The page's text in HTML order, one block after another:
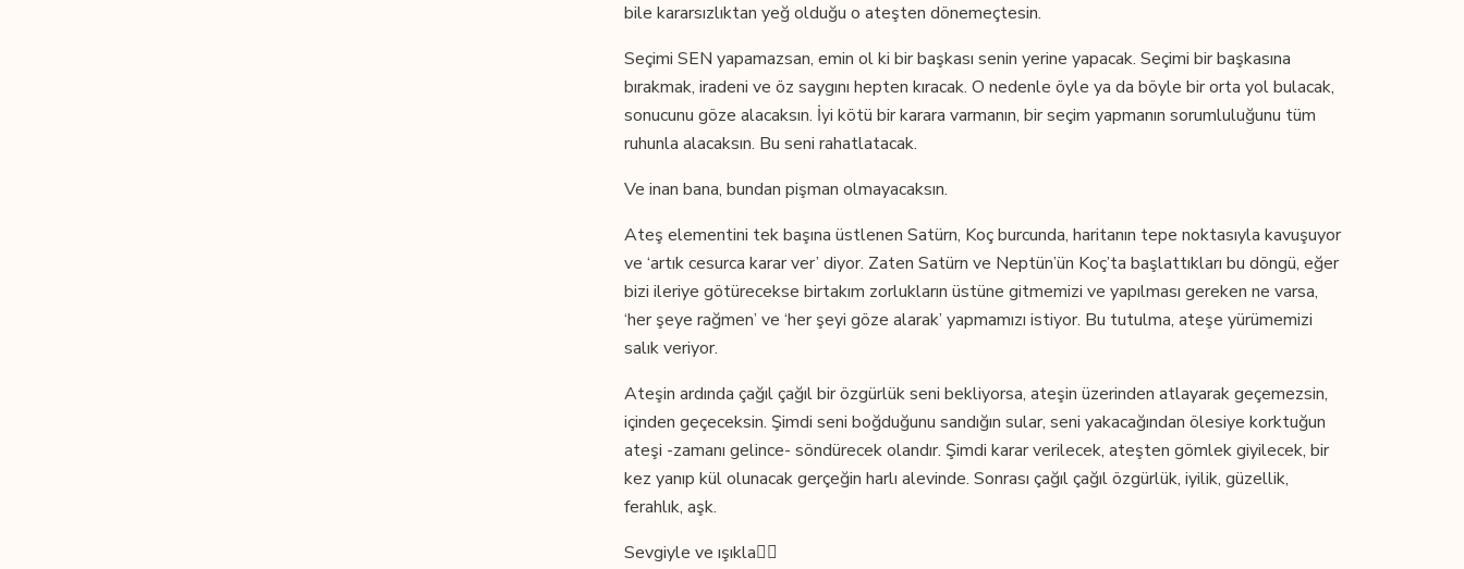
bile kararsızlıktan yeğ olduğu o ateşten dönemeçtesin.
Seçimi SEN yapamazsan, emin ol ki bir başkası senin yerine yapacak. Seçimi bir başkasına
bırakmak, iradeni ve öz saygını hepten kıracak. O nedenle öyle ya da böyle bir orta yol bulacak,
sonucunu göze alacaksın. İyi kötü bir karara varmanın, bir seçim yapmanın sorumluluğunu tüm
ruhunla alacaksın. Bu seni rahatlatacak.
Ve inan bana, bundan pişman olmayacaksın.
Ateş elementini tek başına üstlenen Satürn, Koç burcunda, haritanın tepe noktasıyla kavuşuyor
ve ‘artık cesurca karar ver’ diyor. Zaten Satürn ve Neptün’ün Koç’ta başlattıkları bu döngü, eğer
bizi ileriye götürecekse birtakım zorlukların üstüne gitmemizi ve yapılması gereken ne varsa,
‘her şeye rağmen’ ve ‘her şeyi göze alarak’ yapmamızı istiyor. Bu tutulma, ateşe yürümemizi
salık veriyor.
Ateşin ardında çağıl çağıl bir özgürlük seni bekliyorsa, ateşin üzerinden atlayarak geçemezsin,
içinden geçeceksin. Şimdi seni boğduğunu sandığın sular, seni yakacağından ölesiye korktuğun
ateşi -zamanı gelince- söndürecek olandır. Şimdi karar verilecek, ateşten gömlek giyilecek, bir
kez yanıp kül olunacak gerçeğin harlı alevinde. Sonrası çağıl çağıl özgürlük, iyilik, güzellik,
ferahlık, aşk.
Sevgiyle ve ışıkla❤️‍🔥